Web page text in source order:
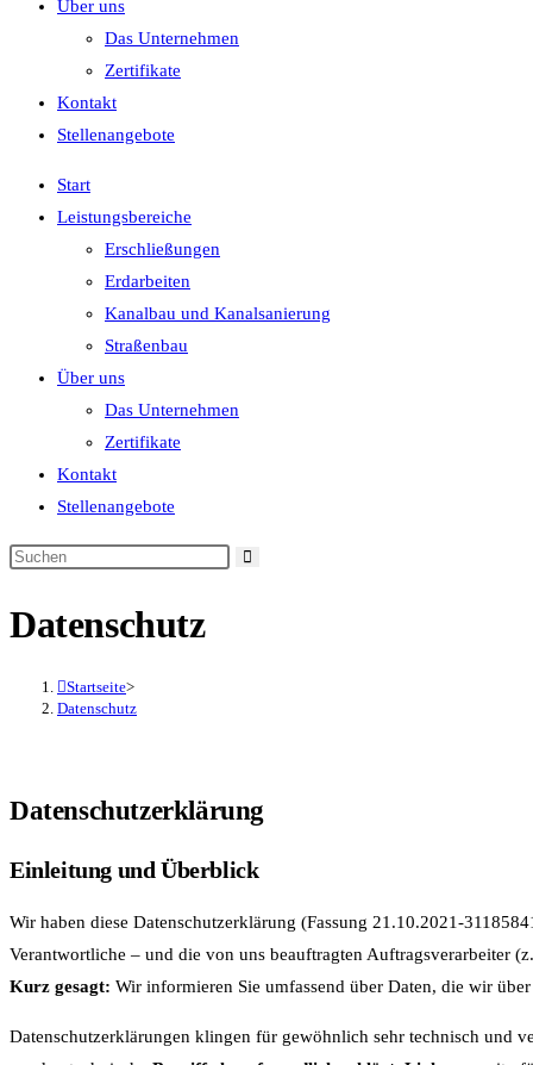
Über uns
Das Unternehmen
Zertifikate
Kontakt
Stellenangebote
Start
Leistungsbereiche
Erschließungen
Erdarbeiten
Kanalbau und Kanalsanierung
Straßenbau
Über uns
Das Unternehmen
Zertifikate
Kontakt
Stellenangebote
Datenschutz
Startseite>
Datenschutz
Datenschutzerklärung
Einleitung und Überblick
Wir haben diese Datenschutzerklärung (Fassung 21.10.2021-
Verantwortliche – und die von uns beauftragten Auftragsverarbeiter
Kurz gesagt: Wir informieren Sie umfassend über Daten, die wir
Datenschutzerklärungen klingen für gewöhnlich sehr technisch und